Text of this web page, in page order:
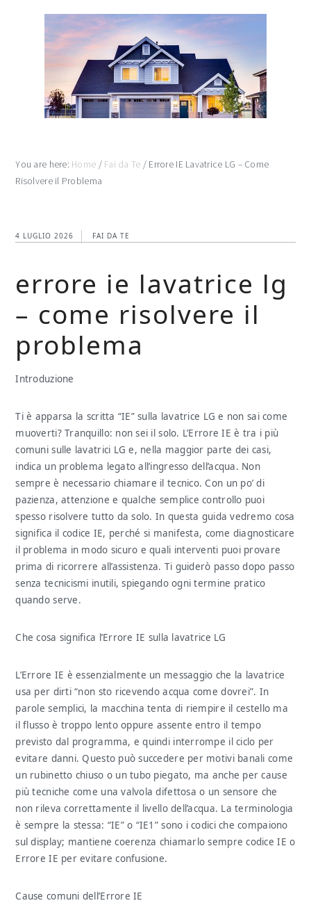
You are here: Home / Fai da Te / Errore IE Lavatrice LG – Come
Risolvere il Problema
4 LUGLIO 2026 FAI DA TE
errore ie lavatrice lg
– come risolvere il
problema
Introduzione
Ti è apparsa la scritta “IE” sulla lavatrice LG e non sai come
muoverti? Tranquillo: non sei il solo. L’Errore IE è tra i più
comuni sulle lavatrici LG e, nella maggior parte dei casi,
indica un problema legato all’ingresso dell’acqua. Non
sempre è necessario chiamare il tecnico. Con un po’ di
pazienza, attenzione e qualche semplice controllo puoi
spesso risolvere tutto da solo. In questa guida vedremo cosa
significa il codice IE, perché si manifesta, come diagnosticare
il problema in modo sicuro e quali interventi puoi provare
prima di ricorrere all’assistenza. Ti guiderò passo dopo passo
senza tecnicismi inutili, spiegando ogni termine pratico
quando serve.
Che cosa significa l’Errore IE sulla lavatrice LG
L’Errore IE è essenzialmente un messaggio che la lavatrice
usa per dirti “non sto ricevendo acqua come dovrei”. In
parole semplici, la macchina tenta di riempire il cestello ma
il flusso è troppo lento oppure assente entro il tempo
previsto dal programma, e quindi interrompe il ciclo per
evitare danni. Questo può succedere per motivi banali come
un rubinetto chiuso o un tubo piegato, ma anche per cause
più tecniche come una valvola difettosa o un sensore che
non rileva correttamente il livello dell’acqua. La terminologia
è sempre la stessa: “IE” o “IE1” sono i codici che compaiono
sul display; mantiene coerenza chiamarlo sempre codice IE o
Errore IE per evitare confusione.
Cause comuni dell’Errore IE